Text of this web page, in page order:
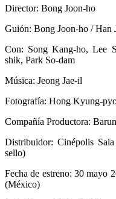
Director: Bong Joon-ho
Guión: Bong Joon-ho / Han
Con: Song Kang-ho, Lee
shik, Park So-dam
Música: Jeong Jae-il
Fotografía: Hong Kyung-
Compañía Productora:
Distribuidor: Cinépolis
sello)
Fecha de estreno: 30 mayo
(México)